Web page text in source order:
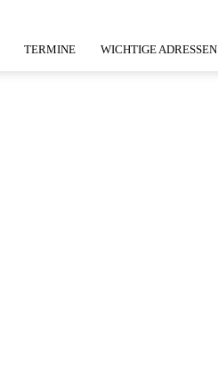
TERMINE WICHTIGE ADRESSEN